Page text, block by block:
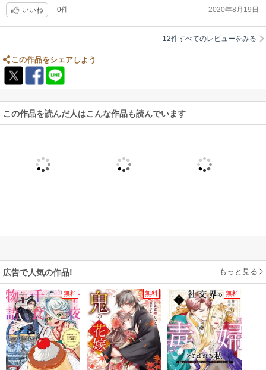
いいね 0件 2020年8月19日
12件すべてのレビューをみる
この作品をシェアしよう
この作品を読んだ人はこんな作品も読んでいます
広告で人気の作品! もっと見る
無料 無料 無料